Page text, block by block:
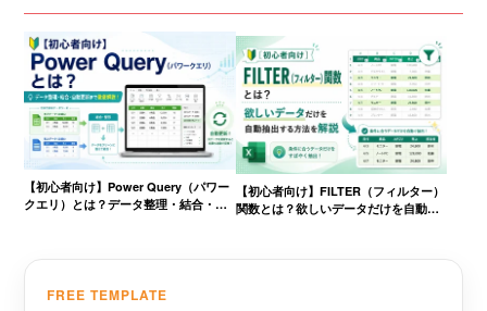
【初心者向け】Power Query（パワー
クエリ）とは？データ整理・結合・自
【初心者向け】FILTER（フィルター）
関数とは？欲しいデータだけを自動抽
FREE TEMPLATE